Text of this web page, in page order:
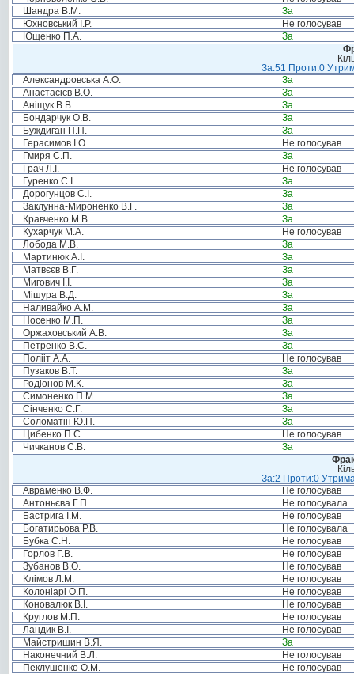
Шандра В.М.
За
Юхновський І.Р.
Не голосував
Ющенко П.А.
За
За:51 Проти:0
Александровська А.О.
За
Анастасієв В.О.
За
Аніщук В.В.
За
Бондарчук О.В.
За
Буждиган П.П.
За
Герасимов І.О.
Не голосував
Гмиря С.П.
За
Грач Л.І.
Не голосував
Гуренко С.І.
За
Дорогунцов С.І.
За
Заклунна-Мироненко В.Г.
За
Кравченко М.В.
За
Кухарчук М.А.
Не голосував
Лобода М.В.
За
Мартинюк А.І.
За
Матвєєв В.Г.
За
Мигович І.І.
За
Мішура В.Д.
За
Наливайко А.М.
За
Носенко М.П.
За
Оржаховський А.В.
За
Петренко В.С.
За
Полііт А.А.
Не голосував
Пузаков В.Т.
За
Родіонов М.К.
За
Симоненко П.М.
За
Сінченко С.Г.
За
Соломатін Ю.П.
За
Цибенко П.С.
Не голосував
Чичканов С.В.
За
За:2 Проти:0
Авраменко В.Ф.
Не голосував
Антоньєва Г.П.
Не голосувала
Бастрига І.М.
Не голосував
Богатирьова Р.В.
Не голосувала
Бубка С.Н.
Не голосував
Горлов Г.В.
Не голосував
Зубанов В.О.
Не голосував
Клімов Л.М.
Не голосував
Колоніарі О.П.
Не голосував
Коновалюк В.І.
Не голосував
Круглов М.П.
Не голосував
Ландик В.І.
Не голосував
Майстришин В.Я.
За
Наконечний В.Л.
Не голосував
Пеклушенко О.М.
Не голосував